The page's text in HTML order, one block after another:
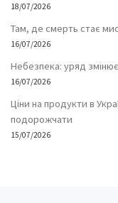
18/07/2026
Там, де смерть стає
16/07/2026
Небезпека: уряд
16/07/2026
Ціни на продукти в
подорожчати
15/07/2026